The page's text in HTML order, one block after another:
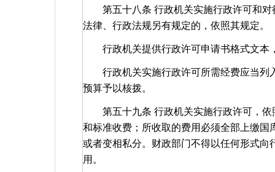
第五十八条 行政机关实施行政许可和对
法律、行政法规另有规定的，依照其规定。
行政机关提供行政许可申请书格式文本
行政机关实施行政许可所需经费应当列
预算予以核拨。
第五十九条 行政机关实施行政许可，依
和标准收费；所收取的费用必须全部上缴
或者变相私分。财政部门不得以任何形式
用。